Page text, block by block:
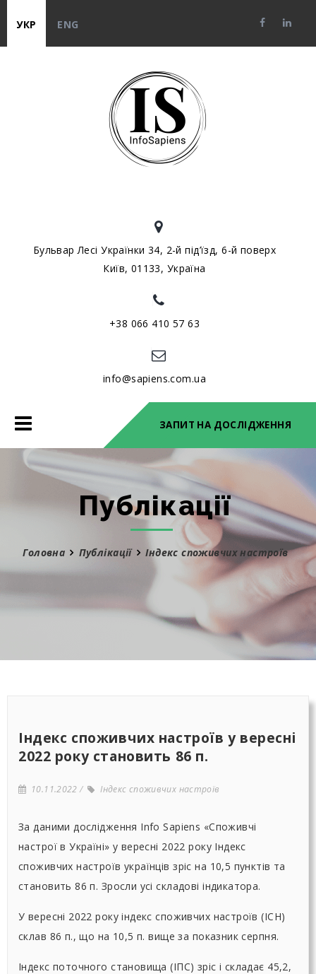
УКР ENG
Бульвар Лесі Українки 34, 2-й під’їзд, 6-й поверх
Київ, 01133, Україна
+38 066 410 57 63
info@sapiens.com.ua
Toggle
navigation
ЗАПИТ НА ДОСЛІДЖЕННЯ
Публікації
Головна Публікації Індекс споживчих настроїв
Індекс споживчих настроїв у вересні
2022 року становить 86 п.
10.11.2022 Індекс споживчих настроїв
За даними дослідження Info Sapiens «Споживчі
настрої в Україні» у вересні 2022 року Індекс
споживчих настроїв українців зріс на 10,5 пунктів та
становить 86 п. Зросли усі складові індикатора.
У вересні 2022 року індекс споживчих настроїв (ІСН)
склав 86 п., що на 10,5 п. вище за показник серпня.
Індекс поточного становища (ІПС) зріс і складає 45,2,